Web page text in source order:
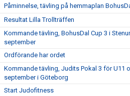
Påminnelse, tävling på hemmaplan
Resultat Lilla Trollträffen
Kommande tävling, BohusDal Cup 3 i
september
Ordförande har ordet
Kommande tävling, Judits Pokal 3 för U11
september i Göteborg
Start Judofitness